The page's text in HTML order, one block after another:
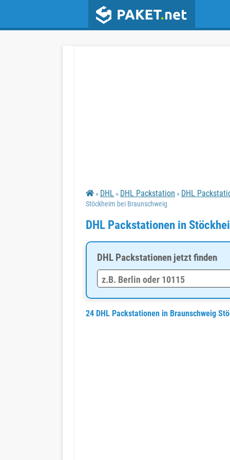
» DHL » DHL Packstation » DHL
Stöckheim bei Braunschweig
DHL Packstationen in
DHL Packstationen jetzt finden
24 DHL Packstationen in Braunschweig